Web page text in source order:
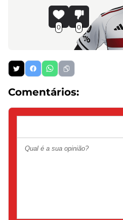
0 0
Comentários: